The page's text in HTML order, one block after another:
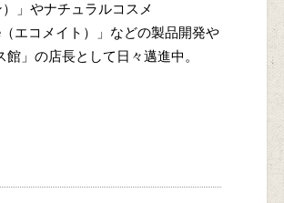
」やナチュラルコスメ
エコメイト）」などの製品開発や
」の店長として日々邁進中。